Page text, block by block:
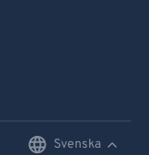
Svenska